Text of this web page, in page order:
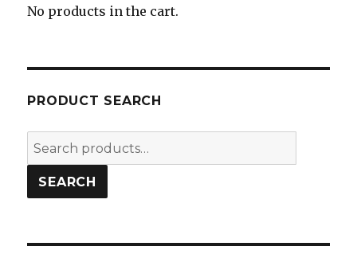
No products in the cart.
PRODUCT SEARCH
Search
for:
SEARCH